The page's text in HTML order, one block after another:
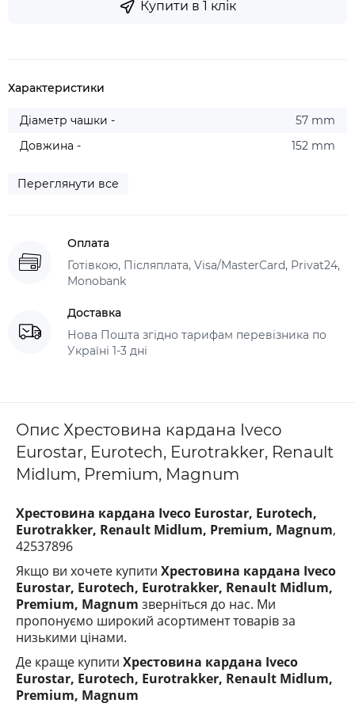
Купити в 1 клік
Характеристики
Діаметр чашки -
57 mm
Довжина -
152 mm
Переглянути все
Оплата
Готівкою, Післяплата, Visa/MasterCard, Privat24,
Monobank
Доставка
Нова Пошта згідно тарифам перевізника по
Україні 1-3 дні
Опис Хрестовина кардана Iveco
Eurostar, Eurotech, Eurotrakker, Renault
Midlum, Premium, Magnum
Хрестовина кардана Iveco Eurostar, Eurotech,
Eurotrakker, Renault Midlum, Premium, Magnum,
42537896
Якщо ви хочете купити Хрестовина кардана Iveco
Eurostar, Eurotech, Eurotrakker, Renault Midlum,
Premium, Magnum зверніться до нас. Ми
пропонуємо широкий асортимент товарів за
низькими цінами.
Де краще купити Хрестовина кардана Iveco
Eurostar, Eurotech, Eurotrakker, Renault Midlum,
Premium, Magnum